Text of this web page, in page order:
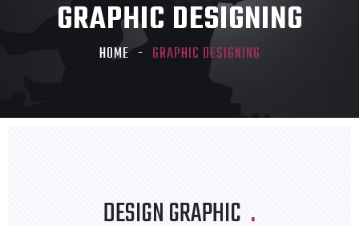
GRAPHIC DESIGNING
HOME GRAPHIC DESIGNING
DESIGN GRAPHIC .